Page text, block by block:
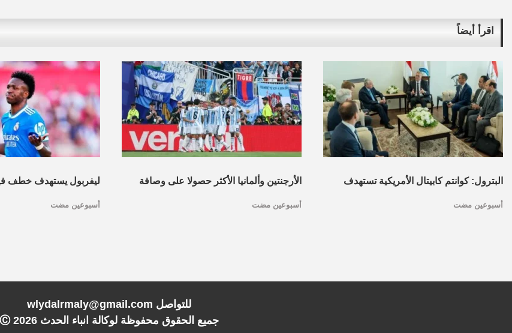
اقرأ أيضاً
البترول: كوانتم كابيتال الأمريكية تستهدف
أسبوعين مضت
الأرجنتين وألمانيا الأكثر حصولا على وصافة
أسبوعين مضت
ليفربول يستهدف خطف
أسبوعين مضت
للتواصل wlydalrmaly@gmail.com
جميع الحقوق محفوظة لوكالة انباء الحدث Ⓒ 2026